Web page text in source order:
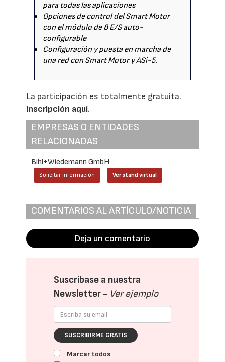
para todas las aplicaciones
Opciones de control del Smart Motor
con el módulo de 8 E/S auto-
configurable
Configuración y puesta en marcha de
una red con Smart Motor y ASi-5.
La participación es totalmente gratuita.
Inscripción aquí.
EMPRESAS O ENTIDADES
RELACIONADAS
Bihl+Wiedemann GmbH
Solicitar información Ver stand virtual
COMENTARIOS AL ARTÍCULO/NOTICIA
Deja un comentario
Suscríbase a nuestra
Newsletter - Ver ejemplo
SUSCRIBIRME GRATIS
Marcar todos